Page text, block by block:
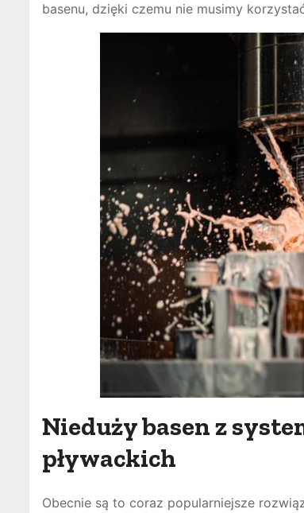
basenu, dzięki czemu nie musimy
Nieduży basen z
pływackich
Obecnie są to coraz popularniejsze